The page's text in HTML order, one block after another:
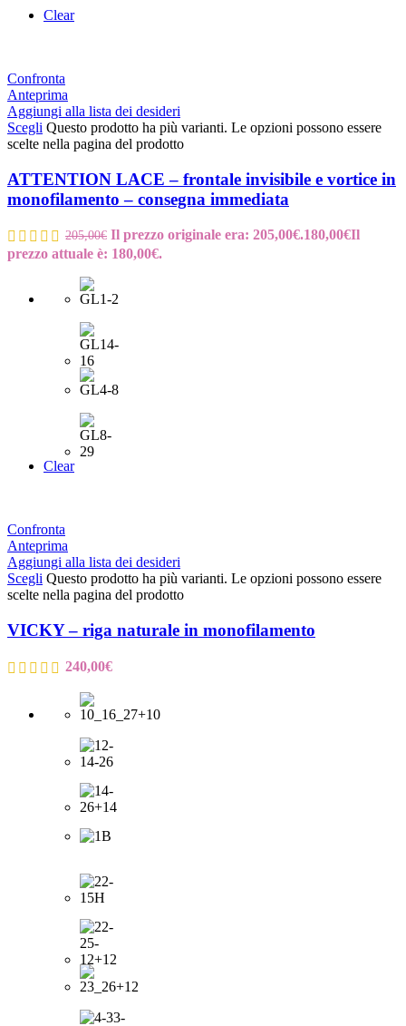
Clear
Confronta
Anteprima
Aggiungi alla lista dei desideri
Scegli Questo prodotto ha più varianti. Le opzioni possono essere
scelte nella pagina del prodotto
ATTENTION LACE – frontale invisibile e vortice in
monofilamento – consegna immediata
205,00€ Il prezzo originale era: 205,00€.180,00€Il
prezzo attuale è: 180,00€.
Clear
Confronta
Anteprima
Aggiungi alla lista dei desideri
Scegli Questo prodotto ha più varianti. Le opzioni possono essere
scelte nella pagina del prodotto
VICKY – riga naturale in monofilamento
240,00€